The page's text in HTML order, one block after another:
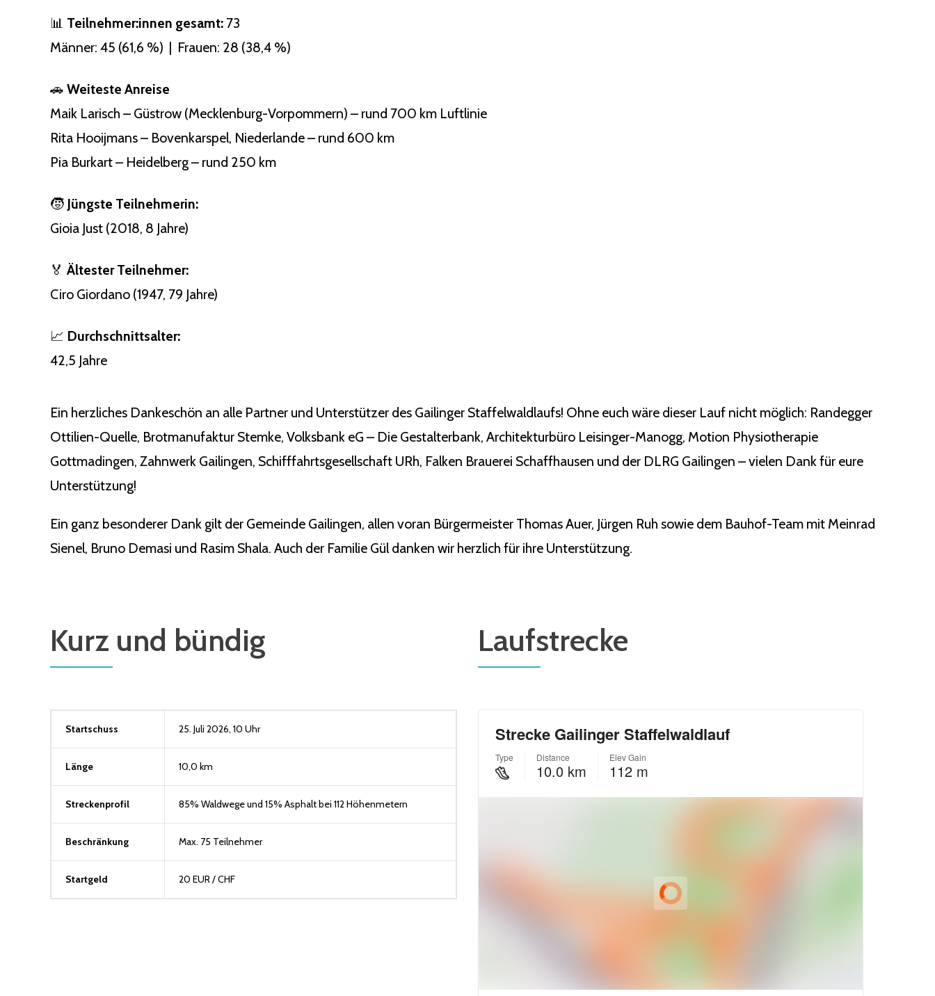
📊 Teilnehmer:innen gesamt: 73
Männer: 45 (61,6 %) | Frauen: 28 (38,4 %)
🚗 Weiteste Anreise
Maik Larisch – Güstrow (Mecklenburg-Vorpommern) – rund 700 km Luftlinie
Rita Hooijmans – Bovenkarspel, Niederlande – rund 600 km
Pia Burkart – Heidelberg – rund 250 km
🧒 Jüngste Teilnehmerin:
Gioia Just (2018, 8 Jahre)
🏅 Ältester Teilnehmer:
Ciro Giordano (1947, 79 Jahre)
📈 Durchschnittsalter:
42,5 Jahre
Ein herzliches Dankeschön an alle Partner und Unterstützer des Gailinger Staffelwaldlaufs! Ohne euch wäre dieser Lauf nicht möglich: Randegger
Ottilien-Quelle, Brotmanufaktur Stemke, Volksbank eG – Die Gestalterbank, Architekturbüro Leisinger-Manogg, Motion Physiotherapie
Gottmadingen, Zahnwerk Gailingen, Schifffahrtsgesellschaft URh, Falken Brauerei Schaffhausen und der DLRG Gailingen – vielen Dank für eure
Unterstützung!
Ein ganz besonderer Dank gilt der Gemeinde Gailingen, allen voran Bürgermeister Thomas Auer, Jürgen Ruh sowie dem Bauhof-Team mit Meinrad
Sienel, Bruno Demasi und Rasim Shala. Auch der Familie Gül danken wir herzlich für ihre Unterstützung.
Kurz und bündig
Startschuss 25. Juli 2026, 10 Uhr
Länge 10,0 km
Streckenprofil 85% Waldwege und 15% Asphalt bei 112 Höhenmetern
Beschränkung Max. 75 Teilnehmer
Startgeld 20 EUR / CHF
Laufstrecke